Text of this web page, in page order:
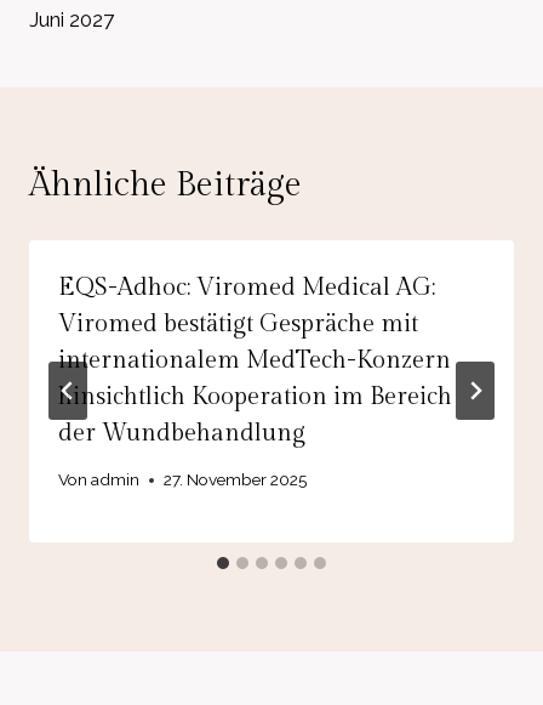
Juni 2027
Ähnliche Beiträge
EQS-Adhoc: Viromed Medical AG:
Viromed bestätigt Gespräche mit
internationalem MedTech-Konzern
hinsichtlich Kooperation im Bereich
der Wundbehandlung
Von admin 27. November 2025